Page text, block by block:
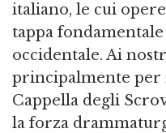
italiano, le cui
tappa
occidentale. Ai
principalmente per
Cappella degli
la forza